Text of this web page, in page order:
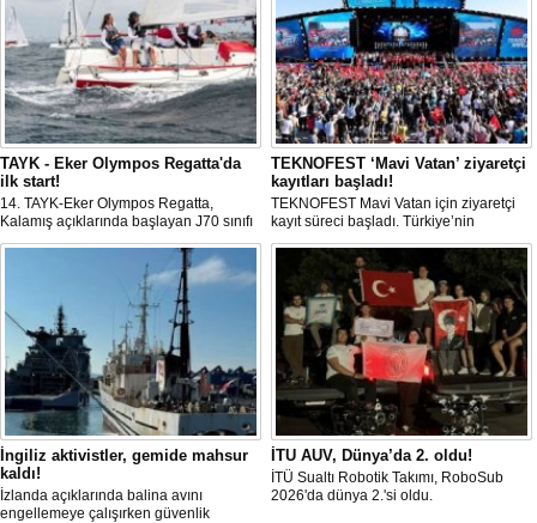
TAYK - Eker Olympos Regatta'da
ilk start!
14. TAYK-Eker Olympos Regatta,
Kalamış açıklarında başlayan J70 sınıfı
yarışlarıyla ilk startını verdi. İstanbul'u 10
gün boyunca yelken coşkusuyla
buluşturacak organizasyonun ilk
gününde 9 tekne rüzgârla buluştu.
TEKNOFEST ‘Mavi Vatan’ ziyaretçi
kayıtları başladı!
TEKNOFEST Mavi Vatan için ziyaretçi
kayıt süreci başladı. Türkiye’nin
denizcilik ve savunma teknolojilerine
odaklanan etkinliği, 20-23 Ağustos
tarihleri arasında Gölcük Tersanesi
Komutanlığı’nda gerçekleştirilecek.
İngiliz aktivistler, gemide mahsur
kaldı!
İzlanda açıklarında balina avını
engellemeye çalışırken güvenlik
İTU AUV, Dünya’da 2. oldu!
İTÜ Sualtı Robotik Takımı, RoboSub
2026'da dünya 2.'si oldu.